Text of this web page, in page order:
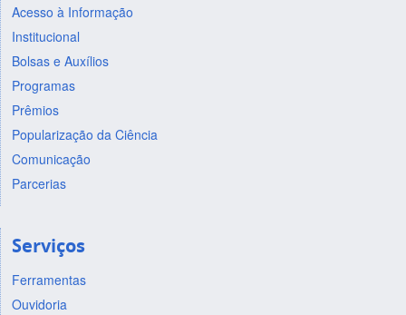
Acesso à Informação
Institucional
Bolsas e Auxílios
Programas
Prêmios
Popularização da Ciência
Comunicação
Parcerias
Serviços
Ferramentas
Ouvidoria